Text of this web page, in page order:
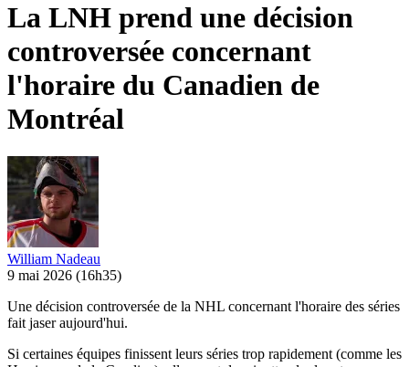
La LNH prend une décision
controversée concernant
l'horaire du Canadien de
Montréal
William Nadeau
9 mai 2026 (16h35)
Une décision controversée de la NHL concernant l'horaire des séries
fait jaser aujourd'hui.
Si certaines équipes finissent leurs séries trop rapidement (comme les